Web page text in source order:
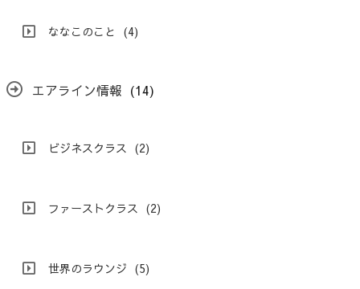
ななこのこと (4)
エアライン情報 (14)
ビジネスクラス (2)
ファーストクラス (2)
世界のラウンジ (5)